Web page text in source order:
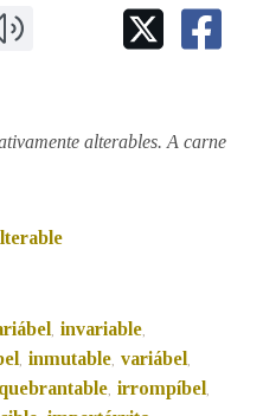
CORPORATIVA
DEL ADALID
HOMENAXEADAS
DAS LETRAS
DAS PALABRAS
alterables. A carne
, invariable,
, inmutable, variábel ,
, irrompíbel ,